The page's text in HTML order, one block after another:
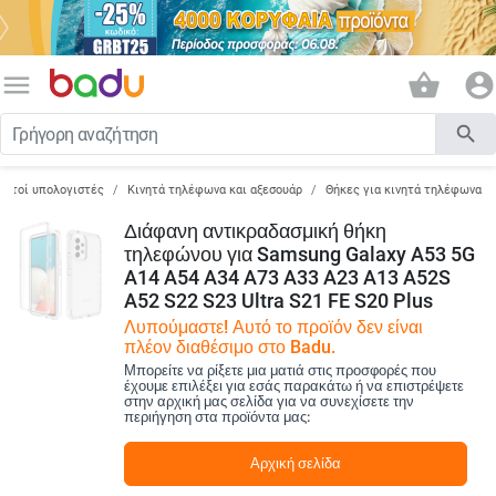
menu shopping_basket account_circle
search
υπολογιστές Κινητά τηλέφωνα και αξεσουάρ Θήκες για κινητά τηλέφωνα
Διάφανη αντικραδασμική θήκη
τηλεφώνου για Samsung Galaxy A53 5G
A14 A54 A34 A73 A33 A23 A13 A52S
A52 S22 S23 Ultra S21 FE S20 Plus
Λυπούμαστε! Αυτό το προϊόν δεν είναι
πλέον διαθέσιμο στο Badu.
Μπορείτε να ρίξετε μια ματιά στις προσφορές που
έχουμε επιλέξει για εσάς παρακάτω ή να επιστρέψετε
στην αρχική μας σελίδα για να συνεχίσετε την
περιήγηση στα προϊόντα μας:
Αρχική σελίδα